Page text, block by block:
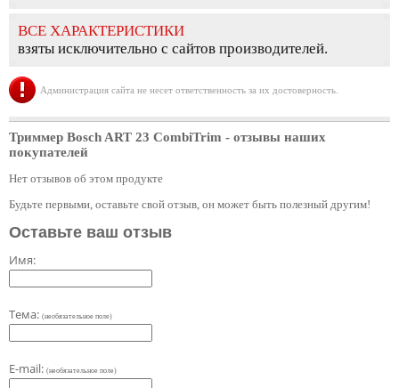
ВСЕ ХАРАКТЕРИСТИКИ
взяты исключительно с сайтов производителей.
Администрация сайта не несет ответственность за их достоверность.
Триммер Bosch ART 23 CombiTrim - отзывы наших
покупателей
Нет отзывов об этом продукте
Будьте первыми, оставьте свой отзыв, он может быть полезный другим!
Оставьте ваш отзыв
Имя:
Тема: (необязательное поле)
E-mail: (необязательное поле)